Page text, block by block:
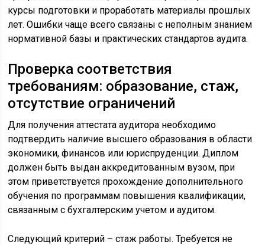
курсы подготовки и проработать материалы прошлых
лет. Ошибки чаще всего связаны с неполным знанием
нормативной базы и практических стандартов аудита.
Проверка соответствия
требованиям: образование, стаж,
отсутствие ограничений
Для получения аттестата аудитора необходимо
подтвердить наличие высшего образования в области
экономики, финансов или юриспруденции. Диплом
должен быть выдан аккредитованным вузом, при
этом приветствуется прохождение дополнительного
обучения по программам повышения квалификации,
связанным с бухгалтерским учетом и аудитом.
Следующий критерий – стаж работы. Требуется не